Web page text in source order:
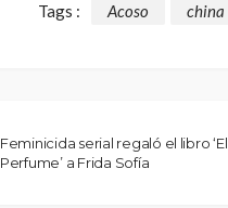
Tags : Acoso china
Feminicida serial regaló el libro ‘El
Perfume’ a Frida Sofía